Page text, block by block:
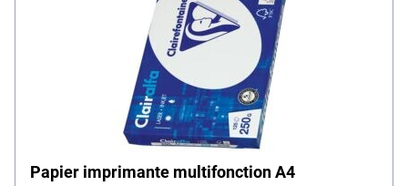
Papier imprimante multifonction A4